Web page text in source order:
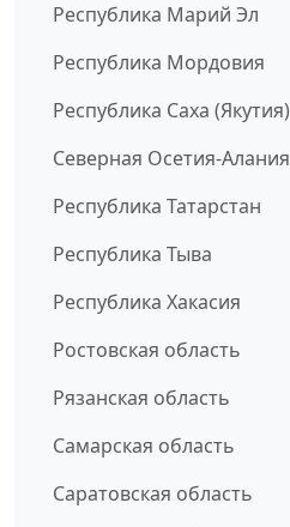
Республика Марий Эл
Республика Мордовия
Республика Саха (Якутия)
Северная Осетия-Алания
Республика Татарстан
Республика Тыва
Республика Хакасия
Ростовская область
Рязанская область
Самарская область
Саратовская область